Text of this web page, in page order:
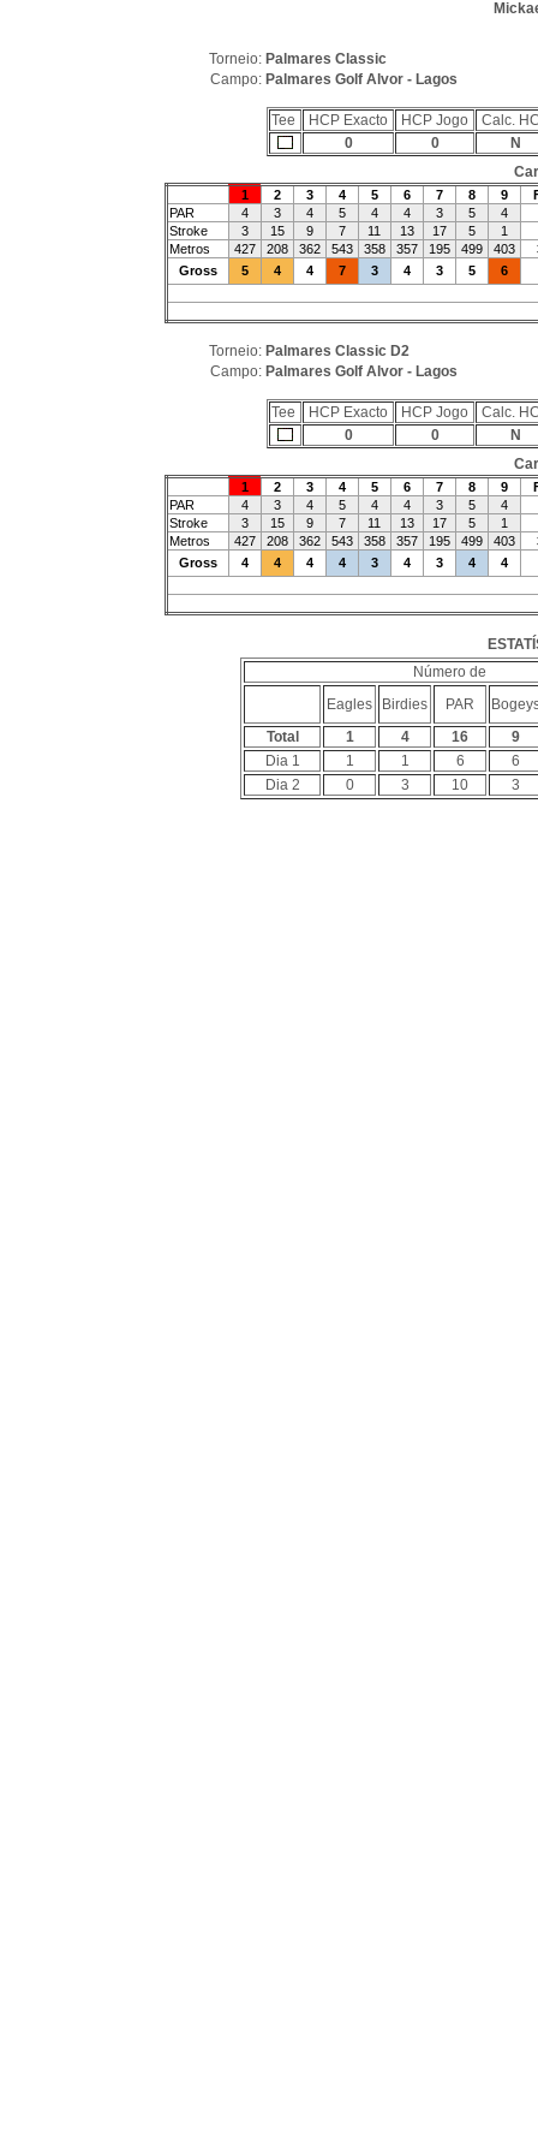
Torneio: Palmares Classic
Campo: Palmares Golf Alvor - Lagos
Tee HCP Exacto HCP Jogo
Calc.
0
0
N
1 2 3 4 5 6 7 8 9
PAR
4 3 4 5 4 4 3 5
4
Stroke
3 15 9 7 11 13 17 5
1
Metros
427 208 362 543 358 357 195 499 403
Gross
5 4 4 7 3 4 3 5 6
Torneio: Palmares Classic D2
Campo: Palmares Golf Alvor - Lagos
Tee HCP Exacto HCP Jogo
Calc.
0
0
N
1 2 3 4 5 6 7 8 9
PAR
4 3 4 5 4 4 3 5
4
Stroke
3 15 9 7 11 13 17 5
1
Metros
427 208 362 543 358 357 195 499 403
Gross
4 4 4 4 3 4 3 4 4
Número de
Eagles
Birdies PAR
Total
1 4 16
9
Dia 1
1 1 6
6
Dia 2
0 3 10 3